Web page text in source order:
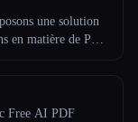
modèles LLM, il
contenu généré par
une solution
en matière de PDF,
dernières
à traiter des
Free AI PDF